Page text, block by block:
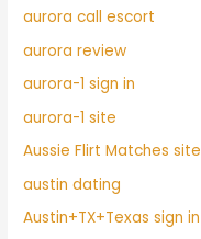
aurora call escort
aurora review
aurora-1 sign in
aurora-1 site
Aussie Flirt Matches site
austin dating
Austin+TX+Texas sign in